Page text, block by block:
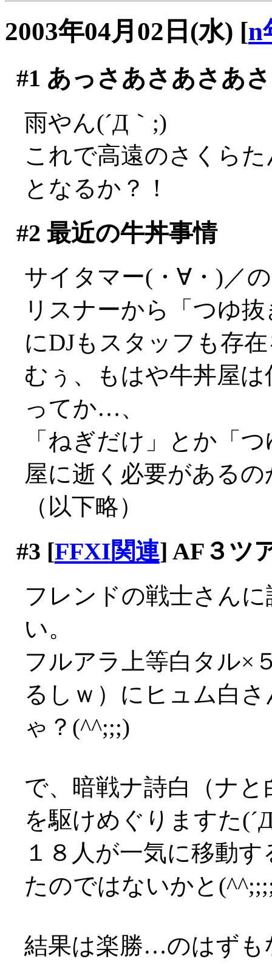
2003年04月02日(水) [n
#1 あっさあさあさあ
雨やん(´Д｀;)
これで高遠のさくら
となるか？！
#2 最近の牛丼事情
サイタマー(・∀・)／
リスナーから「つゆ
にDJもスタッフも存
むぅ、もはや牛丼屋
ってか…、
「ねぎだけ」とか「
屋に逝く必要がある
（以下略）
#3 [FFXI関連] AF３ツ
フレンドの戦士さん
い。
フルアラ上等白タル×
るしｗ）にヒュム白
ゃ？(^^;;;)
で、暗戦ナ詩白（ナ
を駆けめぐりますた
１８人が一気に移動
たのではないかと
結果は楽勝…のはずも